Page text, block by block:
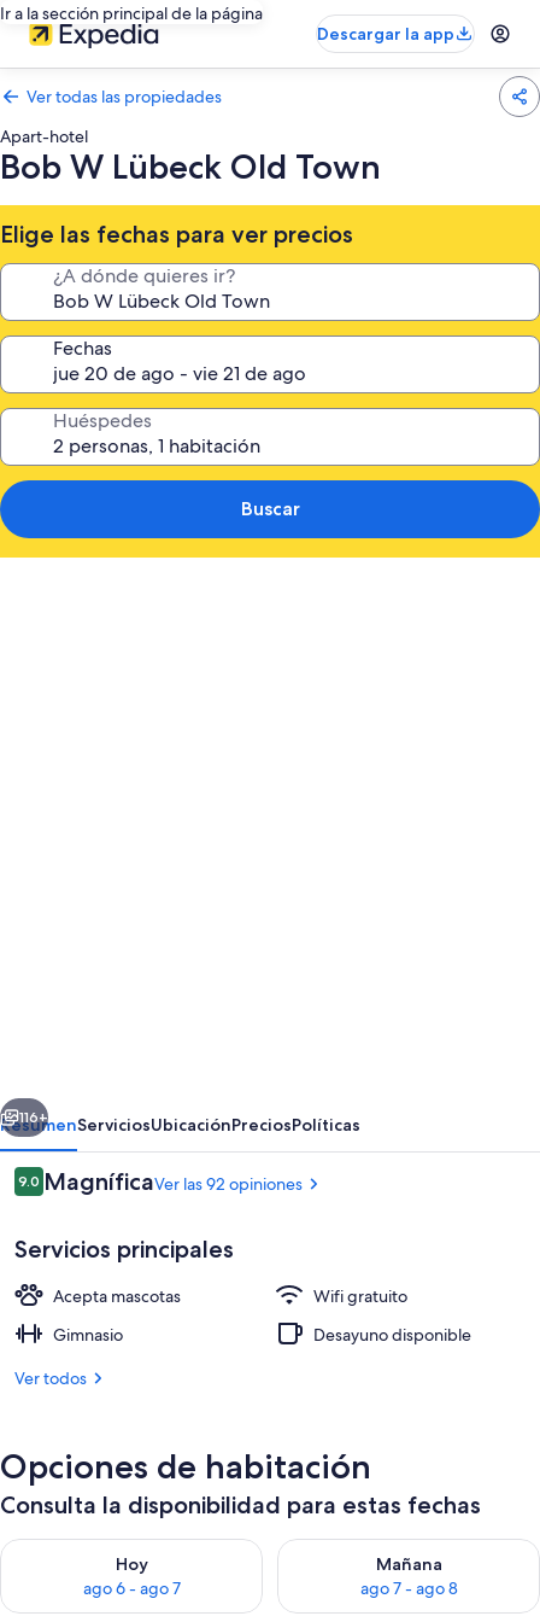
Ir a la sección principal de la página
Descargar la app
Ver todas las propiedades
Apart-hotel
Bob W Lübeck Old Town
Elige las fechas para ver precios
¿A dónde quieres ir?
Fechas
Huéspedes
Buscar
Town
Siguiente
116+
ResumenServiciosUbicaciónPreciosPolíticas
Opiniones
9.09.0 de 10,
MagníficaVer las 92 opiniones
Servicios principales
Acepta mascotas
Wifi gratuito
Gimnasio
Desayuno disponible
Ver todos
Opciones de habitación
Consulta la disponibilidad para estas fechas
Hoy
ago 6 - ago 7
Consulta la disponibilidad para hoy ago 6 - ago 7
Mañana
ago 7 - ago 8
Consulta la disponibilidad